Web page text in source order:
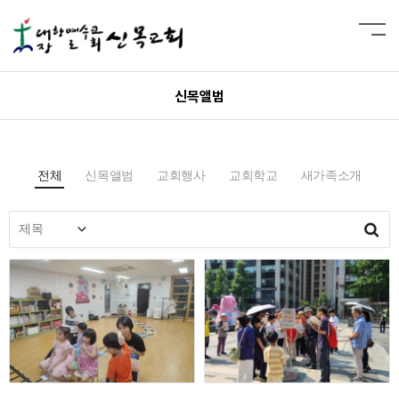
신목앨범
전체 신목앨범 교회행사 교회학교 새가족소개